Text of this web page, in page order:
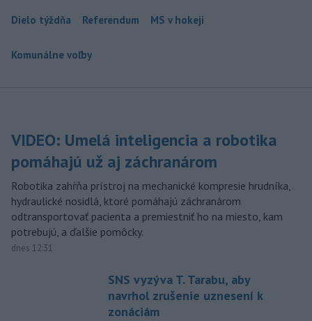
Dielo týždňa Referendum MS v hokeji
Komunálne voľby
VIDEO: Umelá inteligencia a robotika
pomáhajú už aj záchranárom
Robotika zahŕňa prístroj na mechanické kompresie hrudníka,
hydraulické nosidlá, ktoré pomáhajú záchranárom
odtransportovať pacienta a premiestniť ho na miesto, kam
potrebujú, a ďalšie pomôcky.
dnes 12:31
SNS vyzýva T. Tarabu, aby
navrhol zrušenie uznesení k
zonáciám